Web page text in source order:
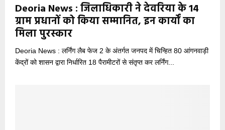
Deoria News : जिलाधिकारी ने देवरिया के 14
ग्राम प्रधानों को किया सम्मानित, इन कार्यों का
मिला पुरस्कार
Deoria News : लर्निंग लैब फेज 2 के अंतर्गत जनपद में चिन्हित 80 आंगनवाड़ी
केंद्रों को शासन द्वारा निर्धारित 18 पैरामीटरों से संतृप्त कर लर्निंग...